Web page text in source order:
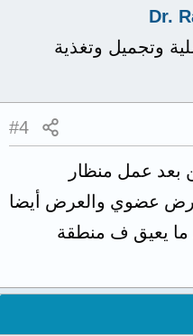
Dr.
وتجميل وتغذية
#4
عمل منظار
عضوي والعرض أيضا
يعيق ف منطقة